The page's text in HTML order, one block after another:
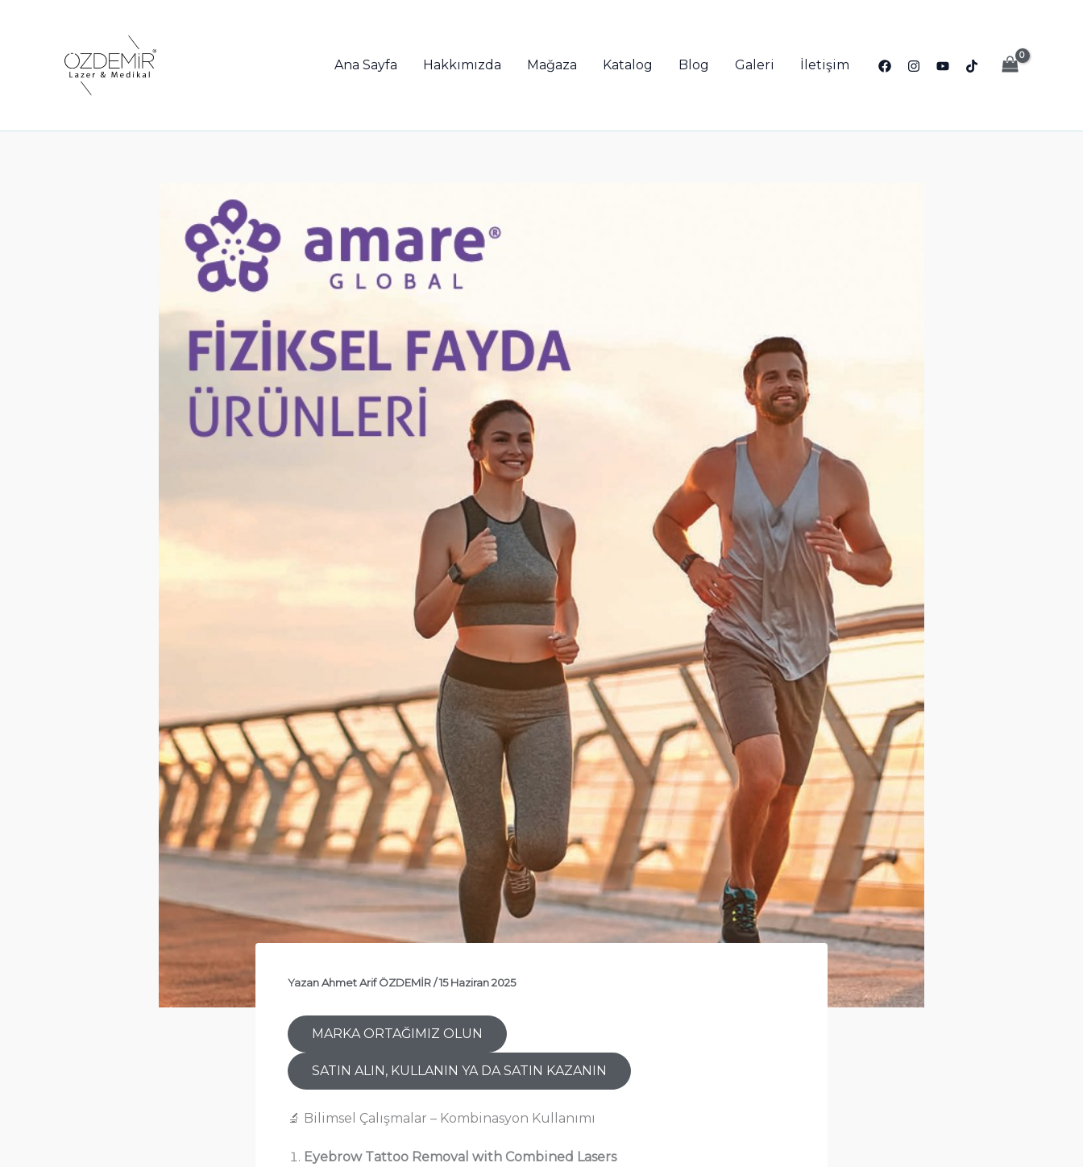
Ana Sayfa Hakkımızda Mağaza Katalog Blog Galeri İletişim
YazanAhmet Arif ÖZDEMİR/15 Haziran 2025
MARKA ORTAĞIMIZ OLUN
SATIN ALIN, KULLANIN YA DA SATIN KAZANIN
🔬 Bilimsel Çalışmalar – Kombinasyon Kullanımı
Eyebrow Tattoo Removal with Combined Lasers